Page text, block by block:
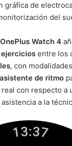
gráfica de
del
OnePlus Watch 4
ejercicios entre los
, con
asistente de ritmo
con respecto a
a la